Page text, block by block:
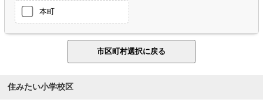
本町
住みたい小学校区